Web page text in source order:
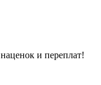
и переплат!